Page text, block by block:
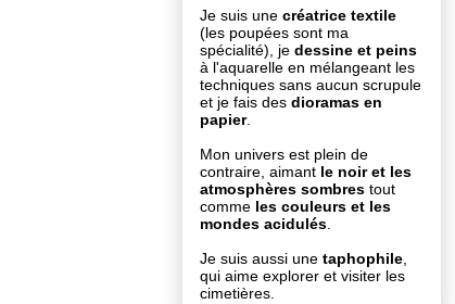
Je suis une créatrice textile
(les poupées sont ma
spécialité), je dessine et peins
à l'aquarelle en mélangeant les
techniques sans aucun scrupule
et je fais des dioramas en
papier.
Mon univers est plein de
contraire, aimant le noir et les
atmosphères sombres tout
comme les couleurs et les
mondes acidulés
Je suis aussi une taphophile
qui aime explorer et visiter les
cimetières.